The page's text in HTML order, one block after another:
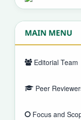
MAIN MENU
Editorial Team
Peer
Focus and